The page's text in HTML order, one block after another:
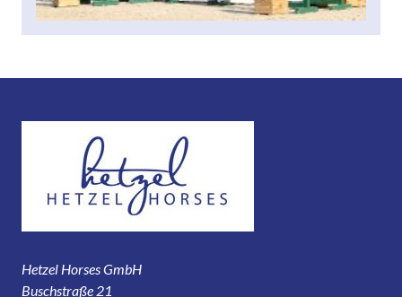
Hetzel Horses GmbH
Buschstraße 21